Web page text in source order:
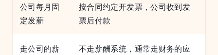
公司每月固
定发薪
按合同约定开发票，公司收到发
票后付款
走公司的薪
不走薪酬系统，通常走财务的应